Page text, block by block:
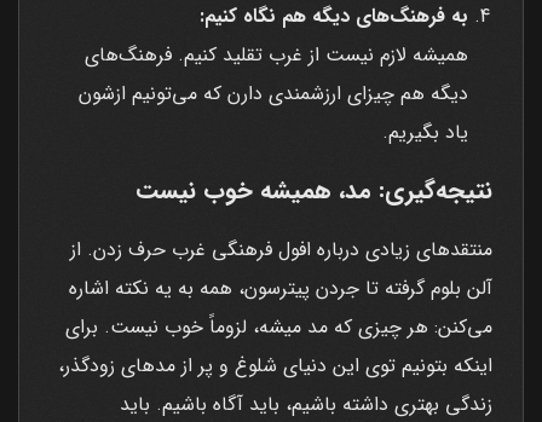
به فرهنگ‌های دیگه هم نگاه کنیم:
همیشه لازم نیست از غرب تقلید کنیم. فرهنگ‌های
دیگه هم چیزای ارزشمندی دارن که می‌تونیم ازشون
یاد بگیریم.
نتیجه‌گیری: مد، همیشه خوب نیست
منتقدهای زیادی درباره افول فرهنگی غرب حرف زدن. از
آلن بلوم گرفته تا جردن پیترسون، همه به یه نکته اشاره
می‌کنن: هر چیزی که مد میشه، لزوماً خوب نیست. برای
اینکه بتونیم توی این دنیای شلوغ و پر از مدهای زودگذر،
زندگی بهتری داشته باشیم، باید آگاه باشیم. باید